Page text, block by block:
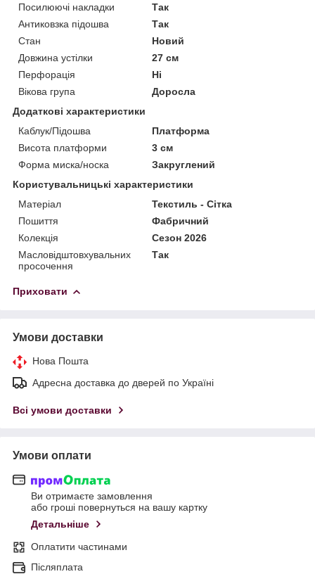
Посилюючі накладки
Так
Антиковзка підошва
Так
Стан
Новий
Довжина устілки
27 см
Перфорація
Ні
Вікова група
Доросла
Додаткові характеристики
Каблук/Підошва
Платформа
Висота платформи
3 см
Форма миска/носка
Закруглений
Користувальницькі характеристики
Матеріал
Текстиль - Сітка
Пошиття
Фабричний
Колекція
Сезон 2026
Масловідштовхувальних
просочення
Так
Приховати
Умови доставки
Нова Пошта
Адресна доставка до дверей по Україні
Всі умови доставки
Умови оплати
Ви отримаєте замовлення
або гроші повернуться на вашу картку
Детальніше
Оплатити частинами
Післяплата